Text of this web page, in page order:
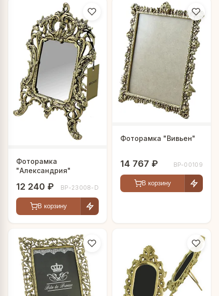
Фоторамка
"Александрия"
12 240 ₽ BP-23008-D
В корзину
Фоторамка "Вивьен"
14 767 ₽ BP-00109
В корзину